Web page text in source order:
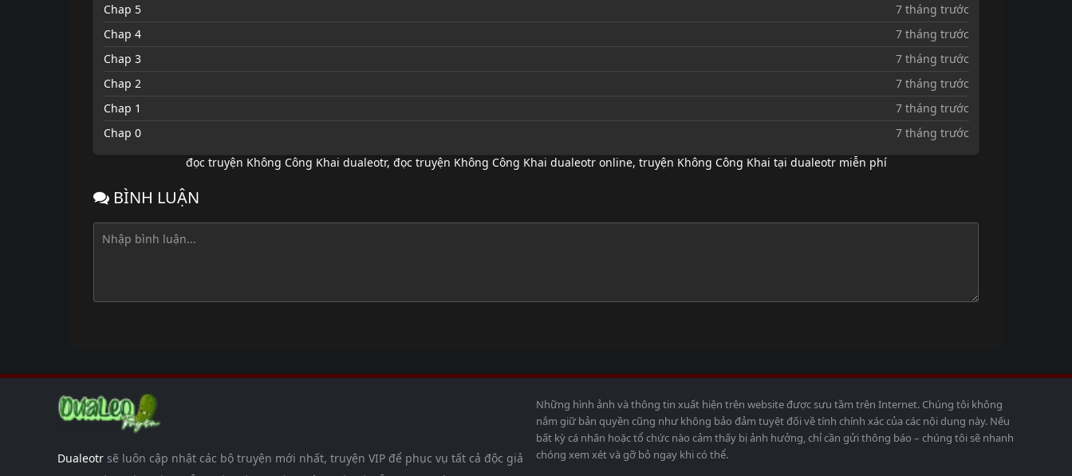
Chap 5
7 tháng trước
Chap 4
7 tháng trước
Chap 3
7 tháng trước
Chap 2
7 tháng trước
Chap 1
7 tháng trước
Chap 0
7 tháng trước
đọc truyện Không Công Khai dualeotr, đọc truyện Không Công Khai dualeotr online, truyện Không Công Khai tại dualeotr miễn phí
BÌNH LUẬN
Dualeotr sẽ luôn cập nhật các bộ truyện mới nhất, truyện VIP để phục vụ tất cả độc giả
Những hình ảnh và thông tin xuất hiện trên website được sưu tầm trên Internet. Chúng tôi không
nắm giữ bản quyền cũng như không bảo đảm tuyệt đối về tính chính xác của các nội dung này. Nếu
bất kỳ cá nhân hoặc tổ chức nào cảm thấy bị ảnh hưởng, chỉ cần gửi thông báo – chúng tôi sẽ nhanh
chóng xem xét và gỡ bỏ ngay khi có thể.